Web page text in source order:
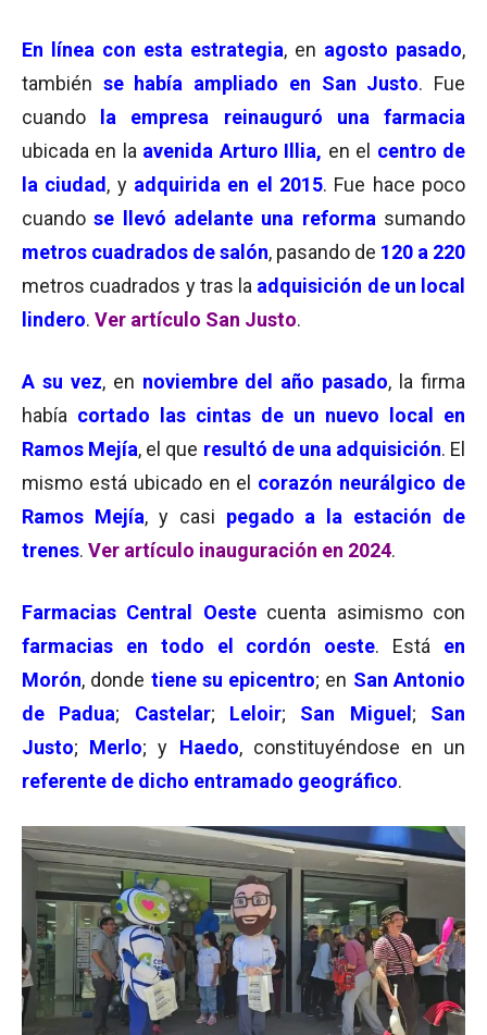
En línea con esta estrategia, en agosto pasado,
también se había ampliado en San Justo. Fue
cuando
la empresa reinauguró una farmacia
ubicada en la avenida Arturo Illia, en el centro de
la ciudad , y adquirida en el 2015. Fue hace poco
cuandose llevó adelante una reforma sumando
metros cuadrados de salón, pasando de 120 a 220
metros cuadrados y tras la adquisición de un local
lindero. Ver artículo San Justo.
A su vez, en noviembre del año pasado, la firma
había cortado las cintas de un nuevo local en
Ramos Mejía, el que resultó de una adquisición. El
mismo está ubicado en el corazón neurálgico de
Ramos Mejía, y casi pegado a la estación de
trenes. Ver artículo inauguración en 2024.
Farmacias Central Oeste cuenta asimismo con
farmacias en todo el cordón oeste. Está en
Morón, donde tiene su epicentro; en San Antonio
de Padua; Castelar; Leloir; San Miguel ; San
Justo; Merlo; y Haedo, constituyéndose en un
referente de dicho entramado geográfico.